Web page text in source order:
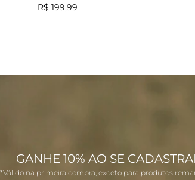
R$ 199,99
GANHE 10% AO SE
*Válido na primeira compra, exceto para produtos